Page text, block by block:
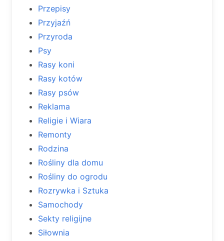
Przepisy
Przyjaźń
Przyroda
Psy
Rasy koni
Rasy kotów
Rasy psów
Reklama
Religie i Wiara
Remonty
Rodzina
Rośliny dla domu
Rośliny do ogrodu
Rozrywka i Sztuka
Samochody
Sekty religijne
Siłownia